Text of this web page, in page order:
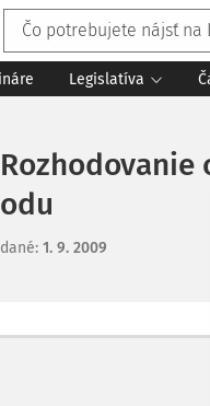
Legislatíva
: 1. 9. 2009